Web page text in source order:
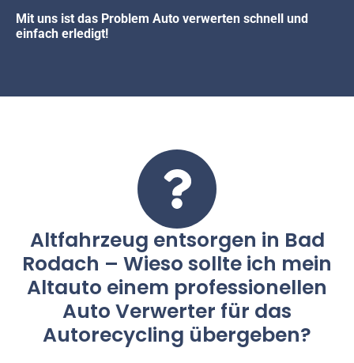
Mit uns ist das Problem Auto verwerten schnell und
einfach erledigt!
Altfahrzeug entsorgen in Bad
Rodach – Wieso sollte ich mein
Altauto einem professionellen
Auto Verwerter für das
Autorecycling übergeben?